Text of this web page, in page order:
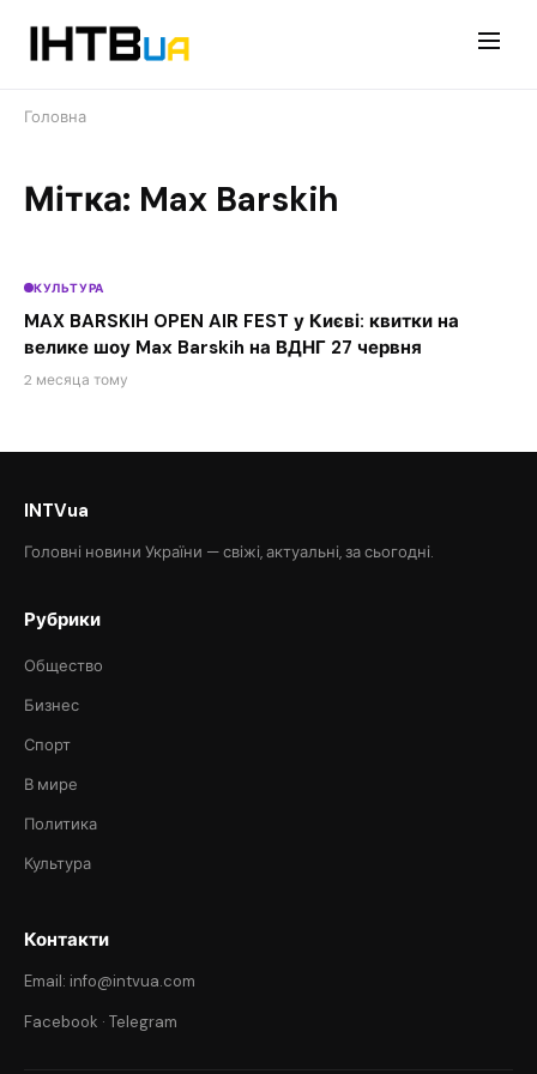
Головна
Мітка: Max Barskih
КУЛЬТУРА
MAX BARSKIH OPEN AIR FEST у Києві: квитки на
велике шоу Max Barskih на ВДНГ 27 червня
2 месяца тому
INTVua
Головні новини України — свіжі, актуальні, за сьогодні.
Рубрики
Общество
Бизнес
Спорт
В мире
Политика
Культура
Контакти
Email: info@intvua.com
Facebook · Telegram